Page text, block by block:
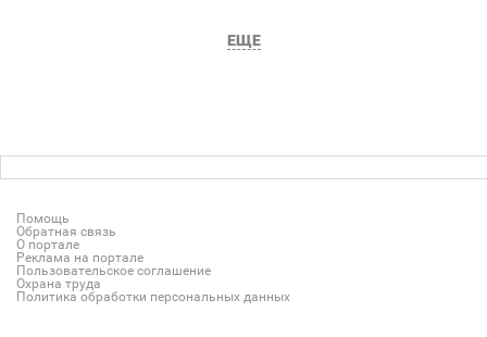
ЕЩЕ
Помощь
Обратная связь
О портале
Реклама на портале
Пользовательское соглашение
Охрана труда
Политика обработки персональных данных